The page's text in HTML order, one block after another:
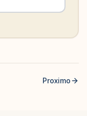
Proximo